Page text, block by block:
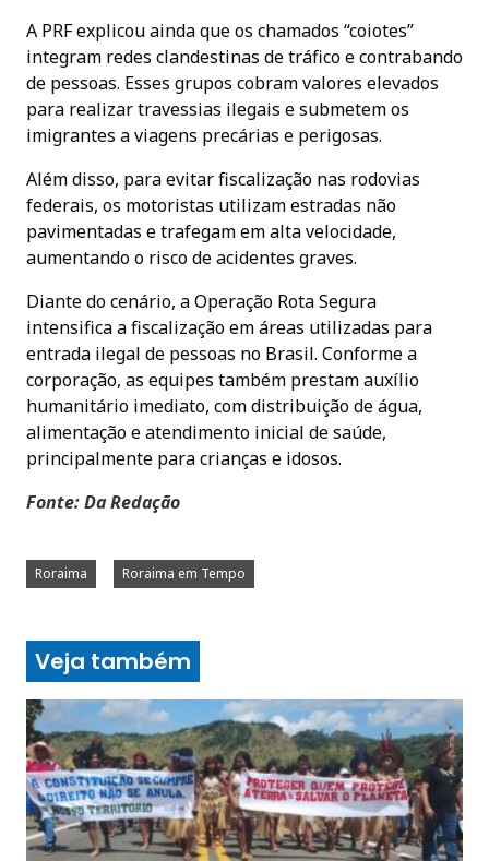
A PRF explicou ainda que os chamados “coiotes”
integram redes clandestinas de tráfico e contrabando
de pessoas. Esses grupos cobram valores elevados
para realizar travessias ilegais e submetem os
imigrantes a viagens precárias e perigosas.
Além disso, para evitar fiscalização nas rodovias
federais, os motoristas utilizam estradas não
pavimentadas e trafegam em alta velocidade,
aumentando o risco de acidentes graves.
Diante do cenário, a Operação Rota Segura
intensifica a fiscalização em áreas utilizadas para
entrada ilegal de pessoas no Brasil. Conforme a
corporação, as equipes também prestam auxílio
humanitário imediato, com distribuição de água,
alimentação e atendimento inicial de saúde,
principalmente para crianças e idosos.
Fonte: Da Redação
Roraima Roraima em Tempo
Veja também